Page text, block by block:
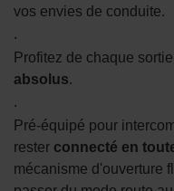
vos envies de conduite.
.
Profitez de chaque
absolus.
.
Pré-équipé pour
rester connecté en
mécanisme d'ouverture